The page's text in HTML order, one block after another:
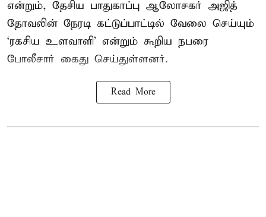
என்றும், தேசிய பாதுகாப்பு ஆலோசகர் அஜித்
தோவலின் நேரடி கட்டுப்பாட்டில் வேலை செய்யும்
‘ரகசிய உளவாளி’ என்றும் கூறிய நபரை
போலீசார் கைது செய்துள்ளனர்.
Read More